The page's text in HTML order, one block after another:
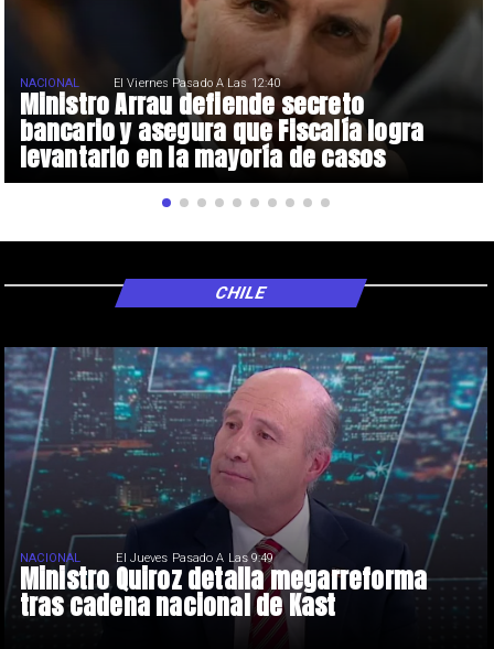
Ministro Arrau defiende secreto
bancario y asegura que Fiscalía logra
levantarlo en la mayoría de casos
NACIONAL El Viernes Pasado A Las 12:40
Ministro Quiroz detalla megarreforma
tras cadena nacional de Kast
NACIONAL El Jueves Pasado A Las 9:49
CHILE